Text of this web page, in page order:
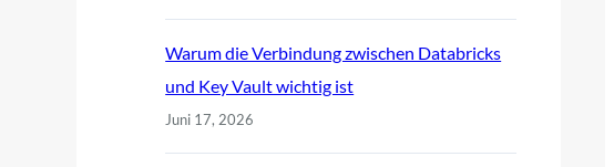
Warum die Verbindung zwischen Databricks
und Key Vault wichtig ist
Juni 17, 2026